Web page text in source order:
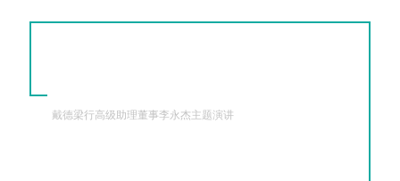
戴德梁行高级助理董事李永杰主题演讲